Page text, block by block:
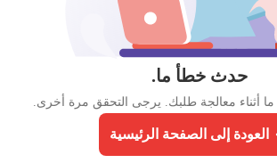
حدث خطأ ما.
أثناء معالجة طلبك. يرجى التحقق مرة أخرى.
العودة إلى الصفحة الرئيسية